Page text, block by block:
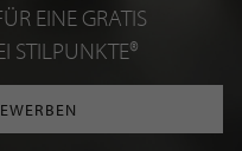
EINE GRATIS
STILPUNKTE®